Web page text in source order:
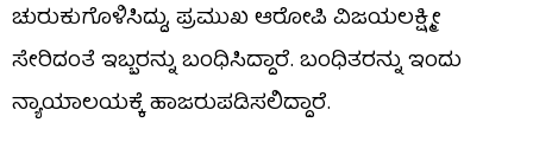
ಚುರುಕುಗೊಳಿಸಿದ್ದು, ಪ್ರಮುಖ ಆರೋಪಿ ವಿಜಯಲಕ್ಷ್ಮೀ
ಸೇರಿದಂತೆ ಇಬ್ಬರನ್ನು ಬಂಧಿಸಿದ್ದಾರೆ. ಬಂಧಿತರನ್ನು ಇಂದು
ನ್ಯಾಯಾಲಯಕ್ಕೆ ಹಾಜರುಪಡಿಸಲಿದ್ದಾರೆ.